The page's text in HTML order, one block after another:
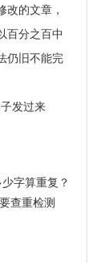
改的文章，
百分之百中
仍旧不能完
字算重复？
查重检测